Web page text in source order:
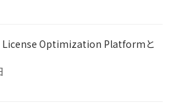
Optimization Platformと